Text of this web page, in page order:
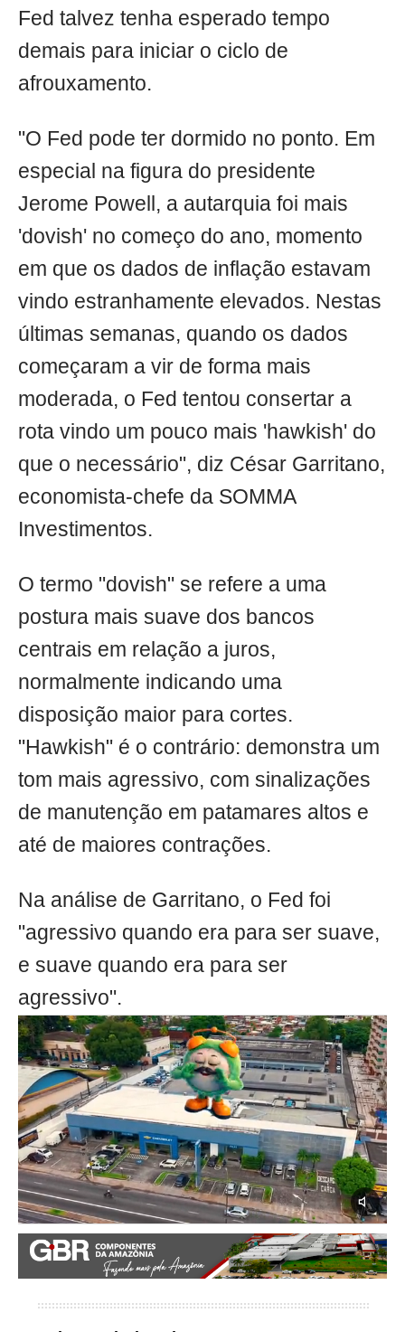
Fed talvez tenha esperado tempo
demais para iniciar o ciclo de
afrouxamento.
"O Fed pode ter dormido no ponto. Em
especial na figura do presidente
Jerome Powell, a autarquia foi mais
'dovish' no começo do ano, momento
em que os dados de inflação estavam
vindo estranhamente elevados. Nestas
últimas semanas, quando os dados
começaram a vir de forma mais
moderada, o Fed tentou consertar a
rota vindo um pouco mais 'hawkish' do
que o necessário", diz César Garritano,
economista-chefe da SOMMA
Investimentos.
O termo "dovish" se refere a uma
postura mais suave dos bancos
centrais em relação a juros,
normalmente indicando uma
disposição maior para cortes.
"Hawkish" é o contrário: demonstra um
tom mais agressivo, com sinalizações
de manutenção em patamares altos e
até de maiores contrações.
Na análise de Garritano, o Fed foi
"agressivo quando era para ser suave,
e suave quando era para ser
agressivo".